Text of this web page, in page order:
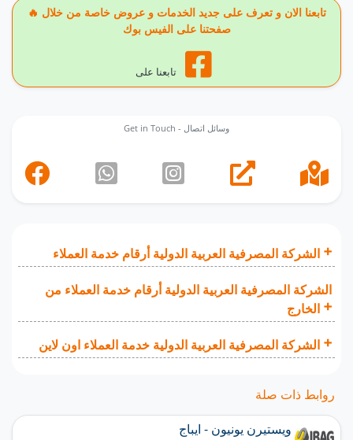
🔥 تابعنا الان و تعرف على جديد الخدمات و عروض خاصة من خلال
صفحتنا على الفيس بوك
تابعنا على
Get in Touch - وسائل اتصال
الشركة المصرفية العربية الدولية أرقام خدمة العملاء
الشركة المصرفية العربية الدولية أرقام خدمة العملاء من
الخارج
الشركة المصرفية العربية الدولية خدمة العملاء اون لاين
روابط ذات صلة
ويستيرن يونيون - ايباج